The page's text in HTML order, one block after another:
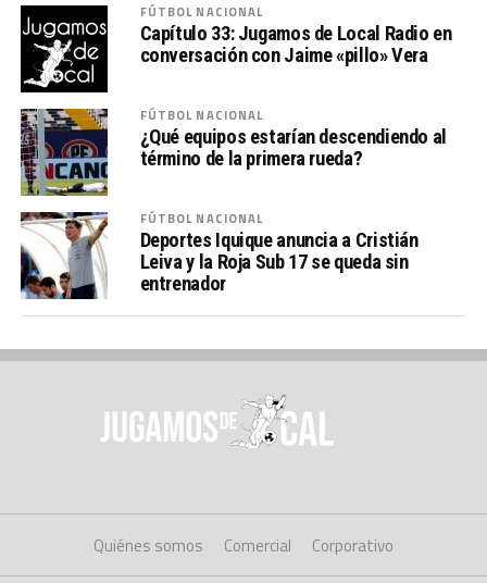
FÚTBOL NACIONAL
Capítulo 33: Jugamos de Local Radio en
conversación con Jaime «pillo» Vera
FÚTBOL NACIONAL
¿Qué equipos estarían descendiendo al
término de la primera rueda?
FÚTBOL NACIONAL
Deportes Iquique anuncia a Cristián
Leiva y la Roja Sub 17 se queda sin
entrenador
Quiénes somos Comercial Corporativo